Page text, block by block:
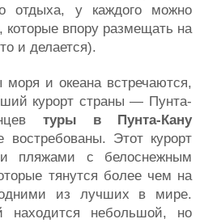
отдыха, у каждого можно
впору размещать на
и делается).
и океана встречаются,
курорт страны — Пунта-
туры в Пунта-Кану
востребованы. Этот курорт
пляжами с белоснежным
тянутся более чем на
из лучших в мире.
находится небольшой, но